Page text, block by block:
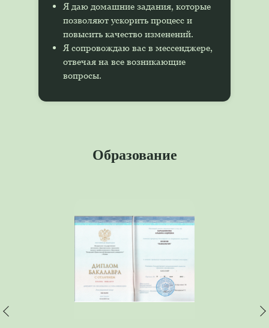
Я даю домашние задания, которые
позволяют ускорить процесс и
повысить качество изменений.
Я сопровождаю вас в мессенджере,
отвечая на все возникающие
вопросы.
Образование